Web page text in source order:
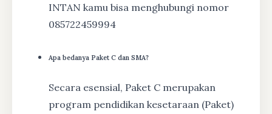
INTAN kamu bisa menghubungi nomor
085722459994
Apa bedanya Paket C dan SMA?
Secara esensial, Paket C merupakan
program pendidikan kesetaraan (Paket)